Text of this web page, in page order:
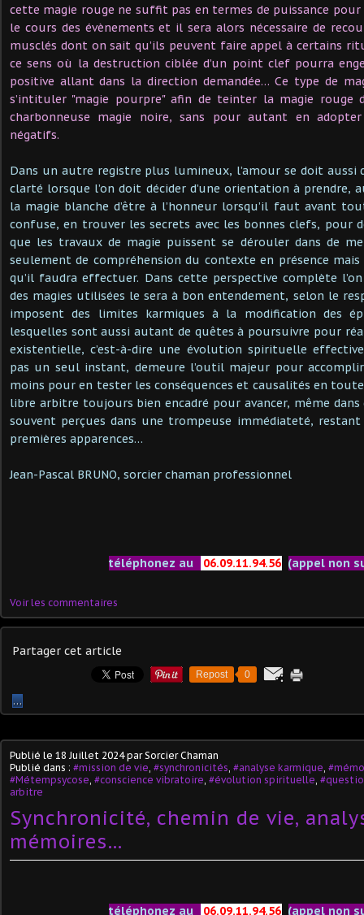
cette magie rouge ne suffit pas en termes de puissance
le cours des évènements et il sera alors nécessaire de
musclés dont on sait qu’ils peuvent faire appel à certains
ce sens où la destruction ciblée d’un point clef pourra
positive allant dans la direction demandée… Ce type de
s’intituler "magie pourpre" afin de teinter la magie rouge
charbonneuse magie noire, sans pour autant en
négatifs.
Dans un autre registre plus lumineux, l’amour se doit aussi
clarté lorsque l’on doit décider d’une orientation à prendre,
la magie blanche d’être à l’honneur lorsqu’il faut avant
confuse, en trouver les secrets avec les bonnes clefs, pour
que les travaux de magie puissent se dérouler dans de
seulement de compréhension du contexte en présence
qu’il faudra effectuer. Dans cette perspective complète l’on
des magies utilisées le sera à bon entendement, selon le
imposent des limites karmiques à la modification des
lesquelles sont aussi autant de quêtes à poursuivre pour
existentielle, c’est-à-dire une évolution spirituelle effective.
pas un seul instant, demeure l’outil majeur pour
moins pour en tester les conséquences et causalités en
libre arbitre toujours bien encadré pour avancer, même
souvent perçues dans une trompeuse immédiateté, restant
premières apparences…
Jean-Pascal BRUNO, sorcier chaman professionnel
téléphonez au 06.09.11.94.56 (appel non
Voir les commentaires
Partager cet article
Repost 0
…
Publié le 18 Juillet 2024par Sorcier Chaman
Publié dans : #mission de vie #synchronicités #analyse karmique
#Métempsycose #conscience vibratoire #évolution spirituelle
arbitre
Synchronicité, chemin de vie,
mémoires…
téléphonez au 06.09.11.94.56 (appel non